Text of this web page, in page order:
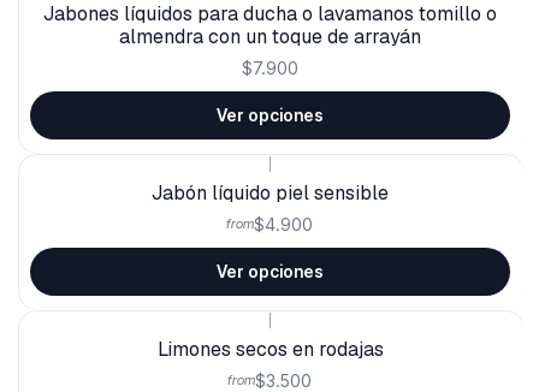
Jabones líquidos para ducha o lavamanos tomillo o
almendra con un toque de arrayán
$7.900
Ver opciones
Jabón líquido piel sensible
from$4.900
Ver opciones
Limones secos en rodajas
from$3.500